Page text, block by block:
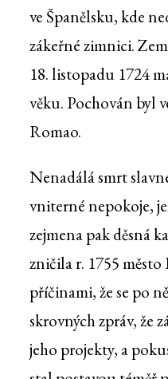
ve Španělsku, kde
zákeřné zimnici.
18. listopadu 1724
věku. Pochován byl
Romao.
Nenadálá smrt
vniterné nepokoje,
zejmena pak děsná
zničila r. 1755
příčinami, že se po
skrovných zpráv, že
jeho projekty, a